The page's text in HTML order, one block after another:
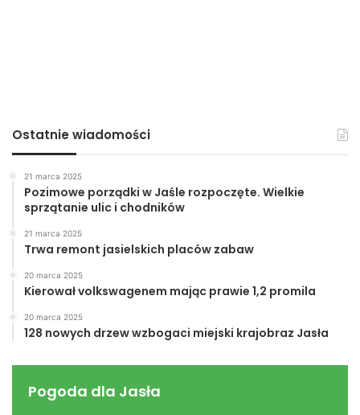
Ostatnie wiadomości
21 marca 2025
Pozimowe porządki w Jaśle rozpoczęte. Wielkie
sprzątanie ulic i chodników
21 marca 2025
Trwa remont jasielskich placów zabaw
20 marca 2025
Kierował volkswagenem mając prawie 1,2 promila
20 marca 2025
128 nowych drzew wzbogaci miejski krajobraz Jasła
Pogoda dla Jasła